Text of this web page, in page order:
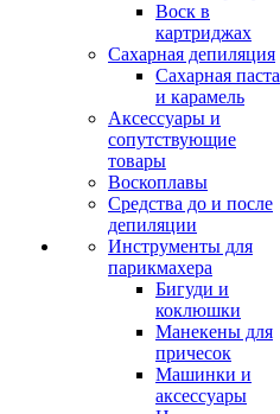
Воск в
картриджах
Сахарная депиляция
Сахарная паста
и карамель
Аксессуары и
сопутствующие
товары
Воскоплавы
Средства до и после
депиляции
Инструменты для
парикмахера
Бигуди и
коклюшки
Манекены для
причесок
Машинки и
аксессуары